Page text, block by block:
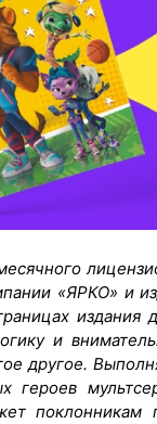
«ЯРКО» и
издания
и
другое.
героев
поклонникам